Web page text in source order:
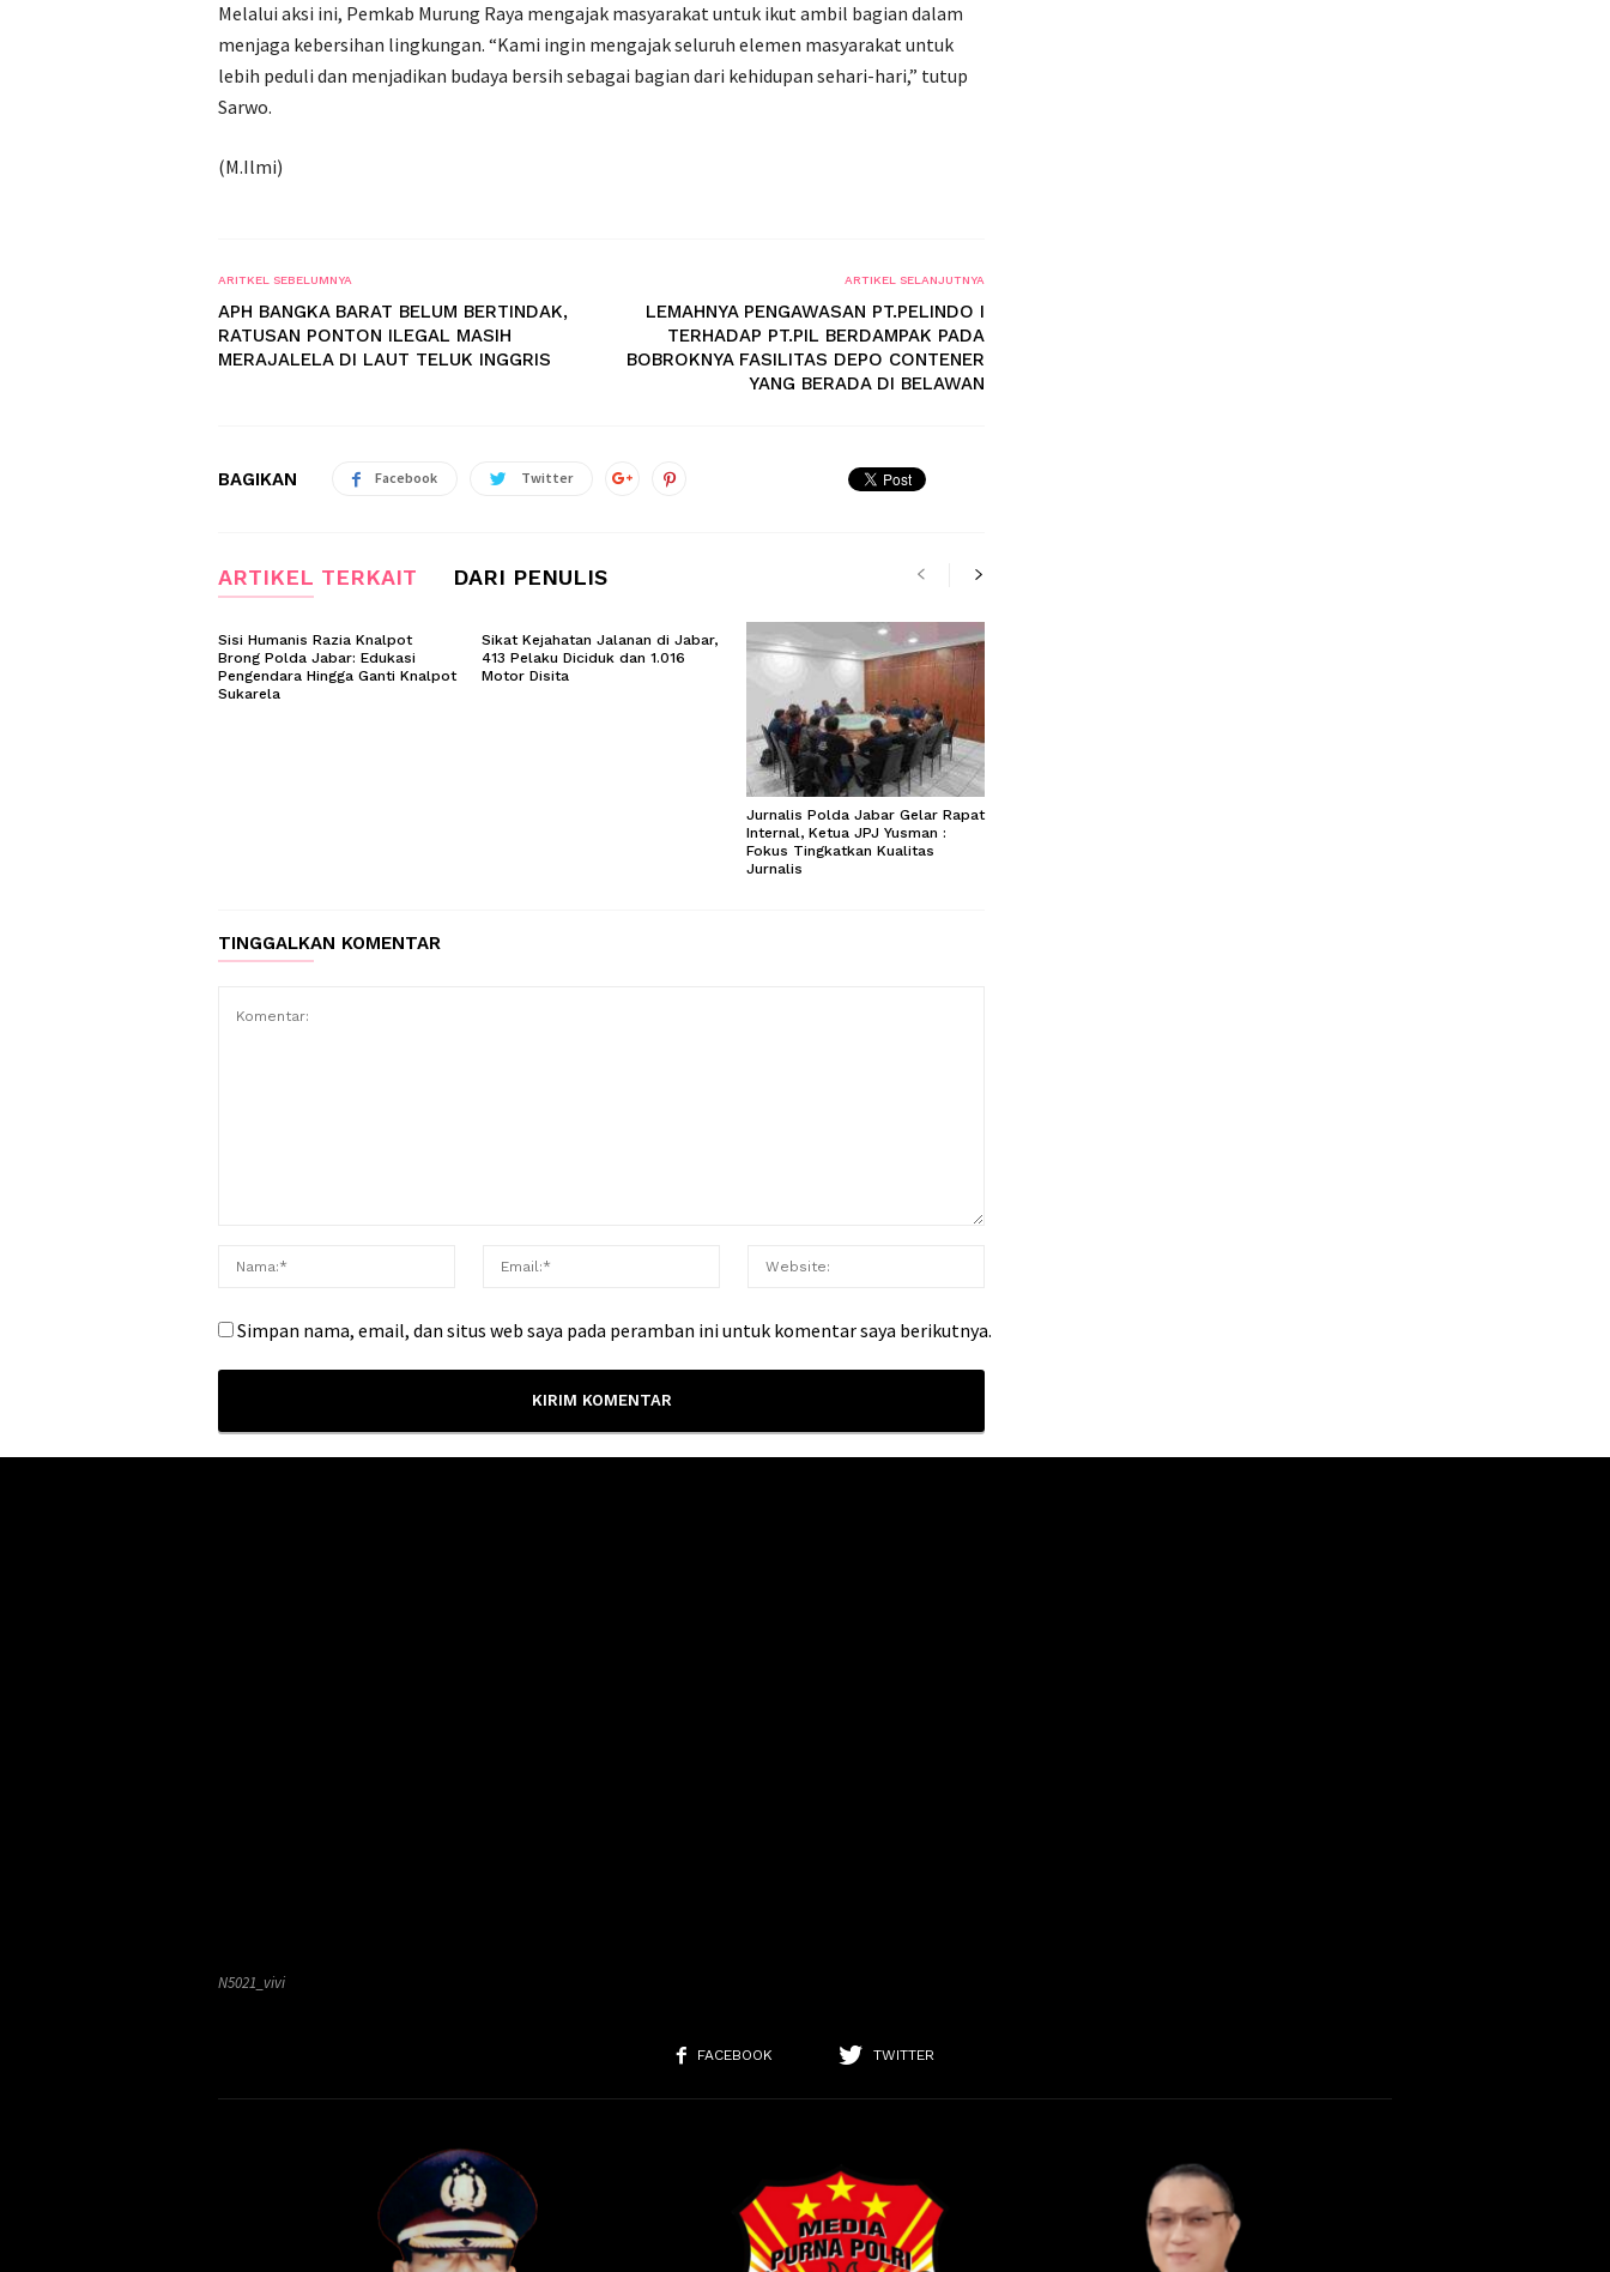
Melalui aksi ini, Pemkab Murung Raya mengajak masyarakat untuk ikut ambil bagian dalam
menjaga kebersihan lingkungan. “Kami ingin mengajak seluruh elemen masyarakat untuk
lebih peduli dan menjadikan budaya bersih sebagai bagian dari kehidupan sehari-hari,” tutup
Sarwo.
(M.Ilmi)
ARITKEL SEBELUMNYA
APH BANGKA BARAT BELUM BERTINDAK,
RATUSAN PONTON ILEGAL MASIH
MERAJALELA DI LAUT TELUK INGGRIS
ARTIKEL SELANJUTNYA
LEMAHNYA PENGAWASAN PT.PELINDO I
TERHADAP PT.PIL BERDAMPAK PADA
BOBROKNYA FASILITAS DEPO CONTENER
YANG BERADA DI BELAWAN
BAGIKAN Facebook Twitter
ARTIKEL TERKAIT DARI PENULIS
Sisi Humanis Razia Knalpot
Brong Polda Jabar: Edukasi
Pengendara Hingga Ganti Knalpot
Sukarela
Sikat Kejahatan Jalanan di Jabar,
413 Pelaku Diciduk dan 1.016
Motor Disita
Jurnalis Polda Jabar Gelar Rapat
Internal, Ketua JPJ Yusman :
Fokus Tingkatkan Kualitas
Jurnalis
TINGGALKAN KOMENTAR
Simpan nama, email, dan situs web saya pada peramban ini untuk komentar saya berikutnya.
N5021_vivi
FACEBOOK TWITTER